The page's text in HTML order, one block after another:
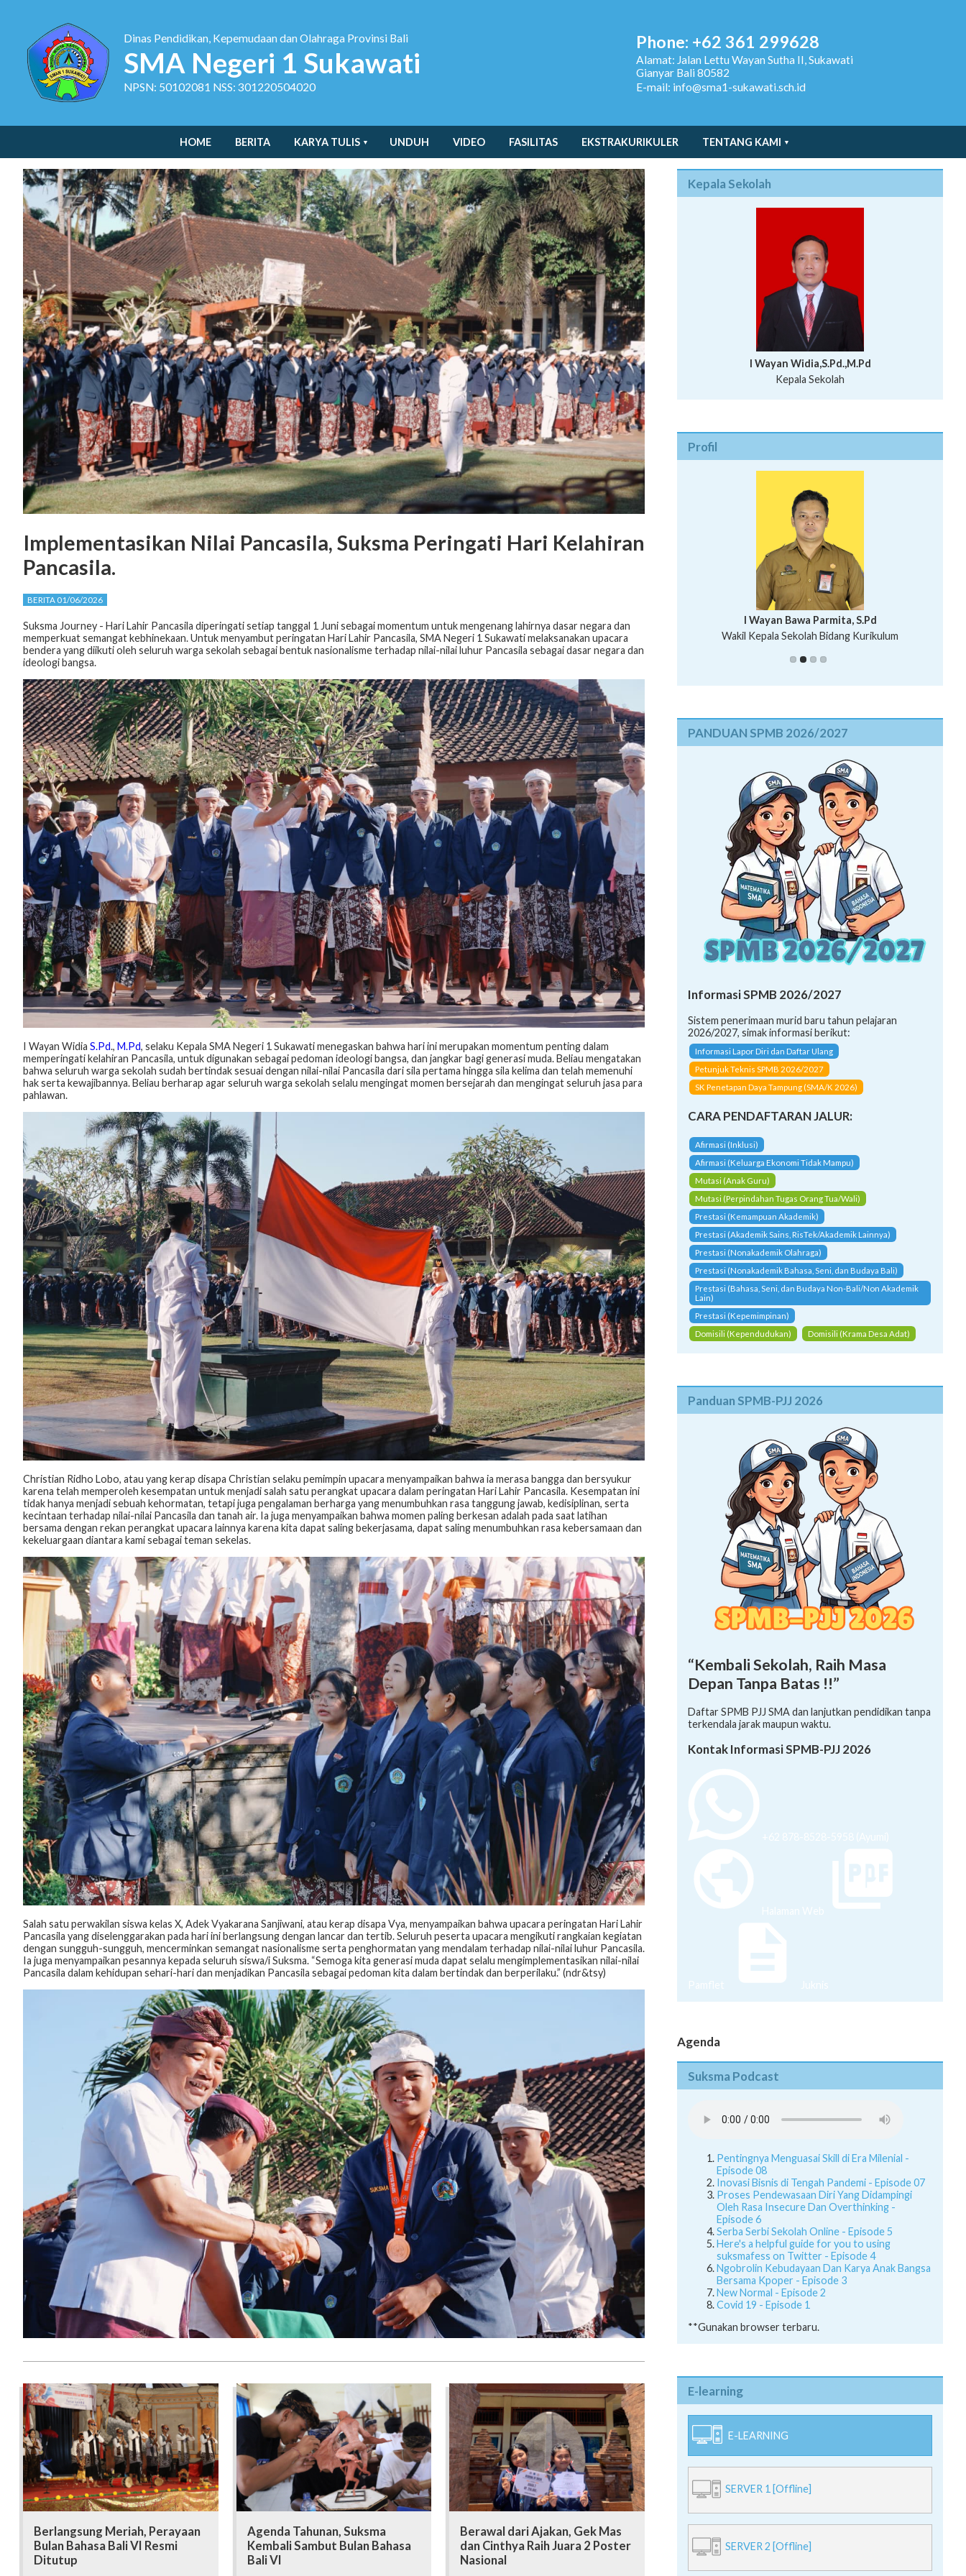
Dinas Pendidikan, Kepemudaan dan Olahraga Provinsi Bali
SMA Negeri 1 Sukawati
NPSN: 50102081 NSS: 301220504020
Phone: +62 361 299628
Alamat: Jalan Lettu Wayan Sutha II, Sukawati
Gianyar Bali 80582
E-mail: info@sma1-sukawati.sch.id
HOME BERITA KARYA TULIS UNDUH VIDEO FASILITAS EKSTRAKURIKULER TENTANG KAMI
Implementasikan Nilai Pancasila, Suksma Peringati Hari Kelahiran
Pancasila.
BERITA 01/06/2026
Suksma Journey - Hari Lahir Pancasila diperingati setiap tanggal 1 Juni sebagai momentum untuk mengenang lahirnya dasar negara dan
memperkuat semangat kebhinekaan. Untuk menyambut peringatan Hari Lahir Pancasila, SMA Negeri 1 Sukawati melaksanakan upacara
bendera yang diikuti oleh seluruh warga sekolah sebagai bentuk nasionalisme terhadap nilai-nilai luhur Pancasila sebagai dasar negara dan
ideologi bangsa.
I Wayan Widia S.Pd., M.Pd, selaku Kepala SMA Negeri 1 Sukawati menegaskan bahwa hari ini merupakan momentum penting dalam
memperingati kelahiran Pancasila, untuk digunakan sebagai pedoman ideologi bangsa, dan jangkar bagi generasi muda. Beliau mengatakan
bahwa seluruh warga sekolah sudah bertindak sesuai dengan nilai-nilai Pancasila dari sila pertama hingga sila kelima dan telah memenuhi
hak serta kewajibannya. Beliau berharap agar seluruh warga sekolah selalu mengingat momen bersejarah dan mengingat seluruh jasa para
pahlawan.
Christian Ridho Lobo, atau yang kerap disapa Christian selaku pemimpin upacara menyampaikan bahwa ia merasa bangga dan bersyukur
karena telah memperoleh kesempatan untuk menjadi salah satu perangkat upacara dalam peringatan Hari Lahir Pancasila. Kesempatan ini
tidak hanya menjadi sebuah kehormatan, tetapi juga pengalaman berharga yang menumbuhkan rasa tanggung jawab, kedisiplinan, serta
kecintaan terhadap nilai-nilai Pancasila dan tanah air. Ia juga menyampaikan bahwa momen paling berkesan adalah pada saat latihan
bersama dengan rekan perangkat upacara lainnya karena kita dapat saling bekerjasama, dapat saling menumbuhkan rasa kebersamaan dan
kekeluargaan diantara kami sebagai teman sekelas.
Salah satu perwakilan siswa kelas X, Adek Vyakarana Sanjiwani, atau kerap disapa Vya, menyampaikan bahwa upacara peringatan Hari Lahir
Pancasila yang diselenggarakan pada hari ini berlangsung dengan lancar dan tertib. Seluruh peserta upacara mengikuti rangkaian kegiatan
dengan sungguh-sungguh, mencerminkan semangat nasionalisme serta penghormatan yang mendalam terhadap nilai-nilai luhur Pancasila.
Ia juga menyampaikan pesannya kepada seluruh siswa/i Suksma. “Semoga kita generasi muda dapat selalu mengimplementasikan nilai-nilai
Pancasila dalam kehidupan sehari-hari dan menjadikan Pancasila sebagai pedoman kita dalam bertindak dan berperilaku.” (ndr&tsy)
Berlangsung Meriah, Perayaan
Bulan Bahasa Bali VI Resmi
Ditutup
Agenda Tahunan, Suksma
Kembali Sambut Bulan Bahasa
Bali VI
Berawal dari Ajakan, Gek Mas
dan Cinthya Raih Juara 2 Poster
Nasional
Kepala Sekolah
I Wayan Widia,S.Pd.,M.Pd
Kepala Sekolah
Profil
Putu Suhartana, S.Pd.
I Wayan Bawa Parmita, S.Pd
Wakil Kepala Sekolah Bidang Kurikulum
I Wayan Gede Aditya Pratita, S.Pd., M.Sn
Wakil Kepala Sekolah Bidang Kesiswaan
Ni Wayan Nopi Sutantri, S.Pd.
PANDUAN SPMB 2026/2027
Informasi SPMB 2026/2027
Sistem penerimaan murid baru tahun pelajaran
2026/2027, simak informasi berikut:
Informasi Lapor Diri dan Daftar Ulang
Petunjuk Teknis SPMB 2026/2027
SK Penetapan Daya Tampung (SMA/K 2026)
CARA PENDAFTARAN JALUR:
Afirmasi (Inklusi)
Afirmasi (Keluarga Ekonomi Tidak Mampu)
Mutasi (Anak Guru)
Mutasi (Perpindahan Tugas Orang Tua/Wali)
Prestasi (Kemampuan Akademik)
Prestasi (Akademik Sains, RisTek/Akademik Lainnya)
Prestasi (Nonakademik Olahraga)
Prestasi (Nonakademik Bahasa, Seni, dan Budaya Bali)
Prestasi (Bahasa, Seni, dan Budaya Non-Bali/Non Akademik
Lain)
Prestasi (Kepemimpinan)
Domisili (Kependudukan)
Domisili (Krama Desa Adat)
Panduan SPMB-PJJ 2026
“Kembali Sekolah, Raih Masa
Depan Tanpa Batas !!”
Daftar SPMB PJJ SMA dan lanjutkan pendidikan tanpa
terkendala jarak maupun waktu.
Kontak Informasi SPMB-PJJ 2026
+62 878-8528-5958 (Ayumi)
Halaman Web
Pamflet Juknis
Agenda
Suksma Podcast
Pentingnya Menguasai Skill di Era Milenial -
Episode 08
Inovasi Bisnis di Tengah Pandemi - Episode 07
Proses Pendewasaan Diri Yang Didampingi
Oleh Rasa Insecure Dan Overthinking -
Episode 6
Serba Serbi Sekolah Online - Episode 5
Here's a helpful guide for you to using
suksmafess on Twitter - Episode 4
Ngobrolin Kebudayaan Dan Karya Anak Bangsa
Bersama Kpoper - Episode 3
New Normal - Episode 2
Covid 19 - Episode 1
**Gunakan browser terbaru.
E-learning
E-LEARNING
SERVER 1 [Offline]
SERVER 2 [Offline]